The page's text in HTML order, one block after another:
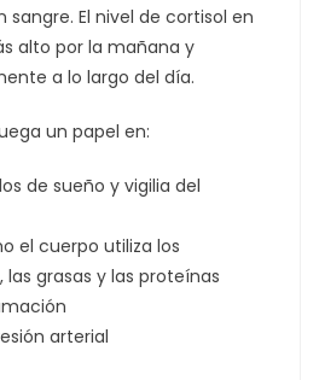
sangre. El nivel de cortisol en
alto por la mañana y
a lo largo del día.
un papel en:
de sueño y vigilia del
el cuerpo utiliza los
grasas y las proteínas
arterial